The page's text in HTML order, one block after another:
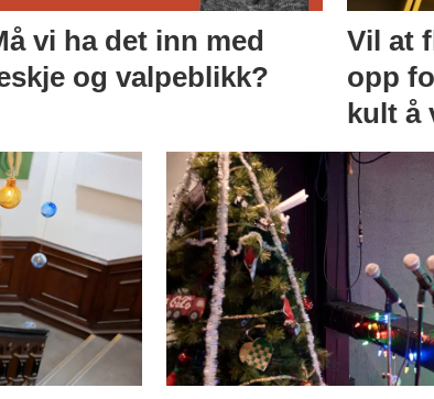
vi ha det inn med
og valpeblikk?
Vil at
opp
kult å